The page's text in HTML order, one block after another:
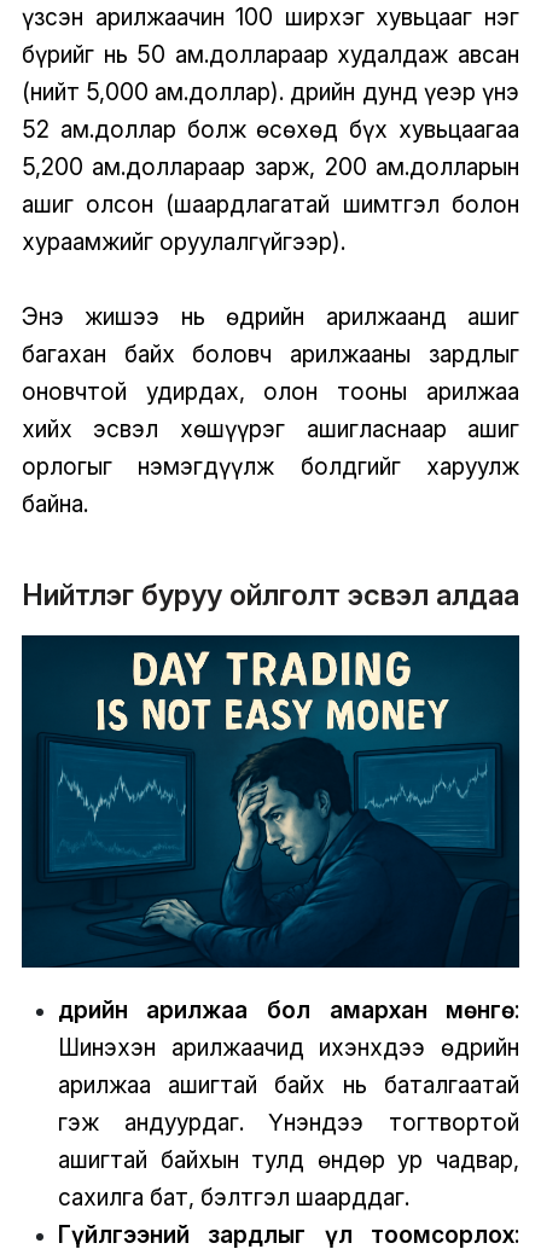
үзсэн арилжаачин 100 ширхэг хувьцааг нэг
бүрийг нь 50 ам.доллараар худалдаж авсан
(нийт 5,000 ам.доллар). Өдрийн дунд үеэр үнэ
52 ам.доллар болж өсөхөд бүх хувьцаагаа
5,200 ам.доллараар зарж, 200 ам.долларын
ашиг олсон (шаардлагатай шимтгэл болон
хураамжийг оруулалгүйгээр).
Энэ жишээ нь өдрийн арилжаанд ашиг
багахан байх боловч арилжааны зардлыг
оновчтой удирдах, олон тооны арилжаа
хийх эсвэл хөшүүрэг ашигласнаар ашиг
орлогыг нэмэгдүүлж болдгийг харуулж
байна.
Нийтлэг буруу ойлголт эсвэл алдаа
Өдрийн арилжаа бол амархан мөнгө:
Шинэхэн арилжаачид ихэнхдээ өдрийн
арилжаа ашигтай байх нь баталгаатай
гэж андуурдаг. Үнэндээ тогтвортой
ашигтай байхын тулд өндөр ур чадвар,
сахилга бат, бэлтгэл шаарддаг.
Гүйлгээний зардлыг үл тоомсорлох: